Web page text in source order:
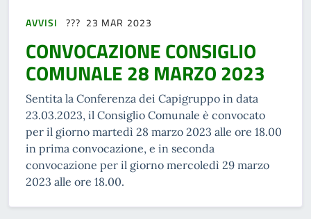
AVVISI 23 MAR 2023
CONVOCAZIONE CONSIGLIO
COMUNALE 28 MARZO 2023
Sentita la Conferenza dei Capigruppo in data
23.03.2023, il Consiglio Comunale è convocato
per il giorno martedì 28 marzo 2023 alle ore 18.00
in prima convocazione, e in seconda
convocazione per il giorno mercoledì 29 marzo
2023 alle ore 18.00.